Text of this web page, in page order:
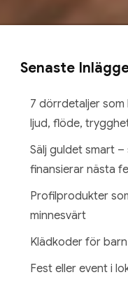
Senaste
7 dörrdetaljer
ljud, flöde,
Sälj guldet smart
finansierar nästa
Profilprodukter
minnesvärt
Klädkoder för barn
Fest eller event i